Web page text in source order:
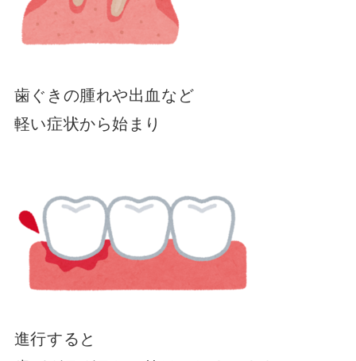
歯ぐきの腫れや出血など
軽い症状から始まり
進行すると